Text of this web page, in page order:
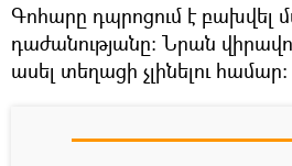
Գոհարը դպրոցում է բախվել
դաժանությանը։ Նրան
ասել տեղացի չլինելու համար։